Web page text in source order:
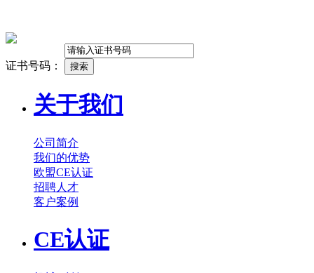
证书号码：
关于我们
公司简介
我们的优势
欧盟CE认证
招聘人才
客户案例
CE认证